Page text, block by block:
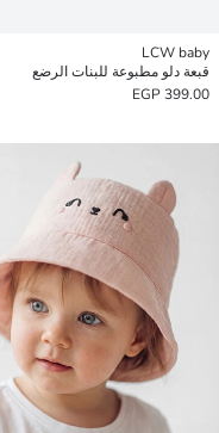
LCW baby
قبعة دلو مطبوعة للبنات الرضع
399.00 EGP